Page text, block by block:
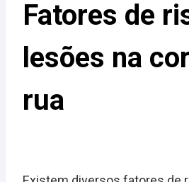
Fatores de
lesões na
rua